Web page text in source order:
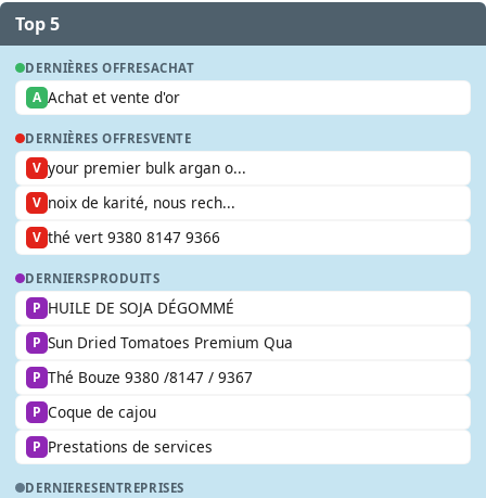
Top 5
DERNIÈRES OFFRESACHAT
A Achat et vente d'or
DERNIÈRES OFFRESVENTE
V your premier bulk argan o...
V noix de karité, nous rech...
V thé vert 9380 8147 9366
DERNIERSPRODUITS
P HUILE DE SOJA DÉGOMMÉ
P Sun Dried Tomatoes Premium Qua
P Thé Bouze 9380 /8147 / 9367
P Coque de cajou
P Prestations de services
DERNIERESENTREPRISES